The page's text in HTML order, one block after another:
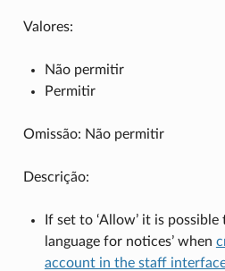
Valores:
Não permitir
Permitir
Omissão: Não permitir
Descrição:
If set to ‘Allow’ it is possible
language for notices’ when
account in the staff